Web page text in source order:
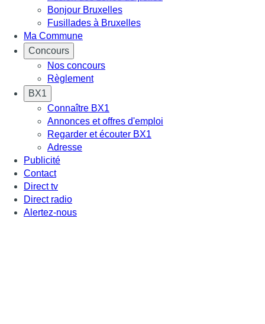
Bonjour Bruxelles
Fusillades à Bruxelles
Ma Commune
Concours
Nos concours
Règlement
BX1
Connaître BX1
Annonces et offres d'emploi
Regarder et écouter BX1
Adresse
Publicité
Contact
Direct tv
Direct radio
Alertez-nous